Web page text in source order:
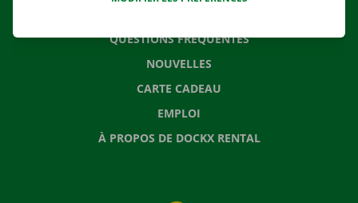
QUESTIONS FRÉQUENTES
NOUVELLES
CARTE CADEAU
EMPLOI
À PROPOS DE DOCKX RENTAL